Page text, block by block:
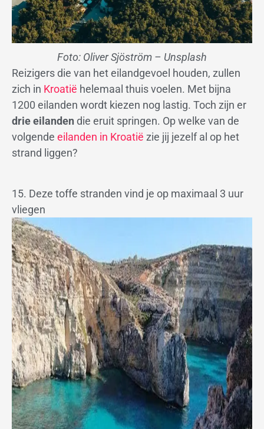
Foto: Oliver Sjöström – Unsplash
Reizigers die van het eilandgevoel houden, zullen
zich in Kroatië helemaal thuis voelen. Met bijna
1200 eilanden wordt kiezen nog lastig. Toch zijn er
drie eilanden die eruit springen. Op welke van de
volgende eilanden in Kroatië zie jij jezelf al op het
strand liggen?
15. Deze toffe stranden vind je op maximaal 3 uur
vliegen